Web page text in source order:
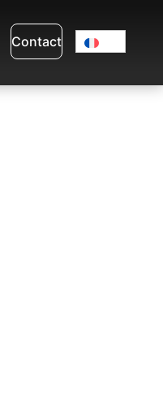
Contact